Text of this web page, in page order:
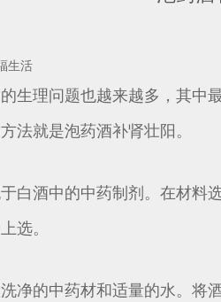
生活
生理问题也越来越多，其中
法就是泡药酒补肾壮阳。
白酒中的中药制剂。在材
选。
净的中药材和适量的水。